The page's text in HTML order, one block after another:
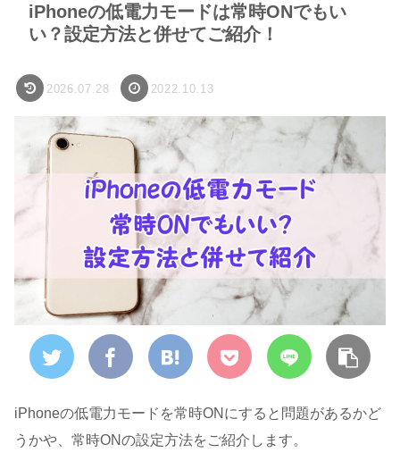
iPhoneの低電力モードは常時ONでもい
い？設定方法と併せてご紹介！
2026.07.28 2022.10.13
iPhoneの低電力モードを常時ONにすると問題があるかど
うかや、常時ONの設定方法をご紹介します。